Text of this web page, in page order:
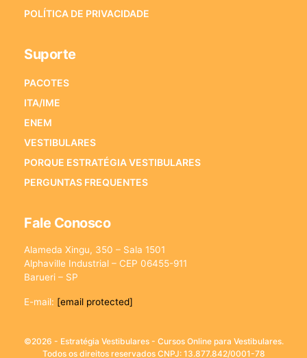
POLÍTICA DE PRIVACIDADE
Suporte
PACOTES
ITA/IME
ENEM
VESTIBULARES
PORQUE ESTRATÉGIA VESTIBULARES
PERGUNTAS FREQUENTES
Fale Conosco
Alameda Xingu, 350 – Sala 1501
Alphaville Industrial – CEP 06455-911
Barueri – SP
E-mail: [email protected]
©2026 - Estratégia Vestibulares - Cursos Online para Vestibulares.
Todos os direitos reservados CNPJ: 13.877.842/0001-78